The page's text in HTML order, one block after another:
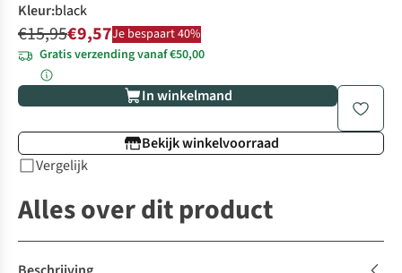
Kleur:black
€15,95€9,57Je bespaart 40%
Gratis verzending vanaf €50,00
In winkelmand
Bekijk winkelvoorraad
Vergelijk
Alles over dit product